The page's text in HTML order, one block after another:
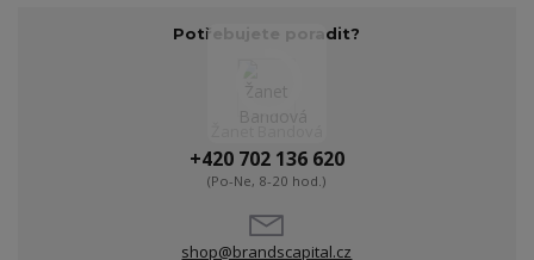
Potřebujete poradit?
+420 702 136 620
(Po-Ne, 8-20 hod.)
shop@brandscapital.cz